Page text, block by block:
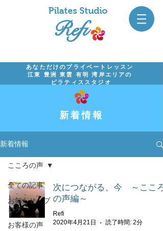
Pilates Studio
Refi
あなただけのプライベートレッスン
江東 豊洲 東雲 有明 湾岸エリアの
ピラティススタジオ
​新着情報​
新着情報
全ての記事
お知らせ・ブ
ログ
お客様の声
こころの声
次につながる、今 ～こころ
の声編～
Refi
2020年4月21日
読了時間: 2分